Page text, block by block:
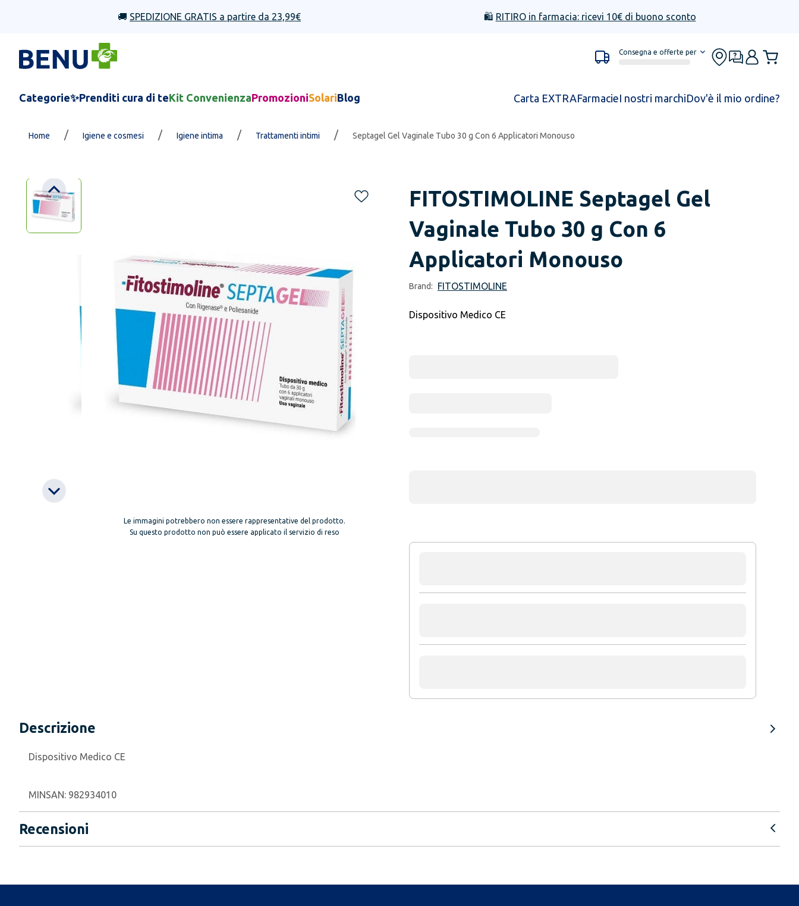
🚚 SPEDIZIONE GRATIS a partire da 23,99€ 🛍️ RITIRO in farmacia: ricevi 10€ di buono sconto
Consegna e offerte per
Categorie✨Prenditi cura di teKit ConvenienzaPromozioniSolariBlog Carta EXTRAFarmacieI nostri marchiDov'è il mio ordine?
Home / Igiene e cosmesi / Igiene intima / Trattamenti intimi / Septagel Gel Vaginale Tubo 30 g Con 6 Applicatori Monouso
Le immagini potrebbero non essere rappresentative del prodotto.
Su questo prodotto non può essere applicato il servizio di reso
FITOSTIMOLINE Septagel Gel
Vaginale Tubo 30 g Con 6
Applicatori Monouso
Brand: FITOSTIMOLINE
Dispositivo Medico CE
Descrizione
Dispositivo Medico CE
MINSAN: 982934010
Recensioni